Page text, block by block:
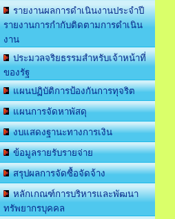
รายงานผลการดำเนินงานประจำปี
รายงานการกำกับติดตามการดำเนิน
งาน
ประมวลจริยธรรมสำหรับเจ้าหน้าที่
ของรัฐ
แผนปฏิบัติการป้องกันการทุจริต
แผนการจัดหาพัสดุ
งบแสดงฐานะทางการเงิน
ข้อมูลรายรับรายจ่าย
สรุปผลการจัดซื้อจัดจ้าง
หลักเกณฑ์การบริหารและพัฒนา
ทรัพยากรบุคคล